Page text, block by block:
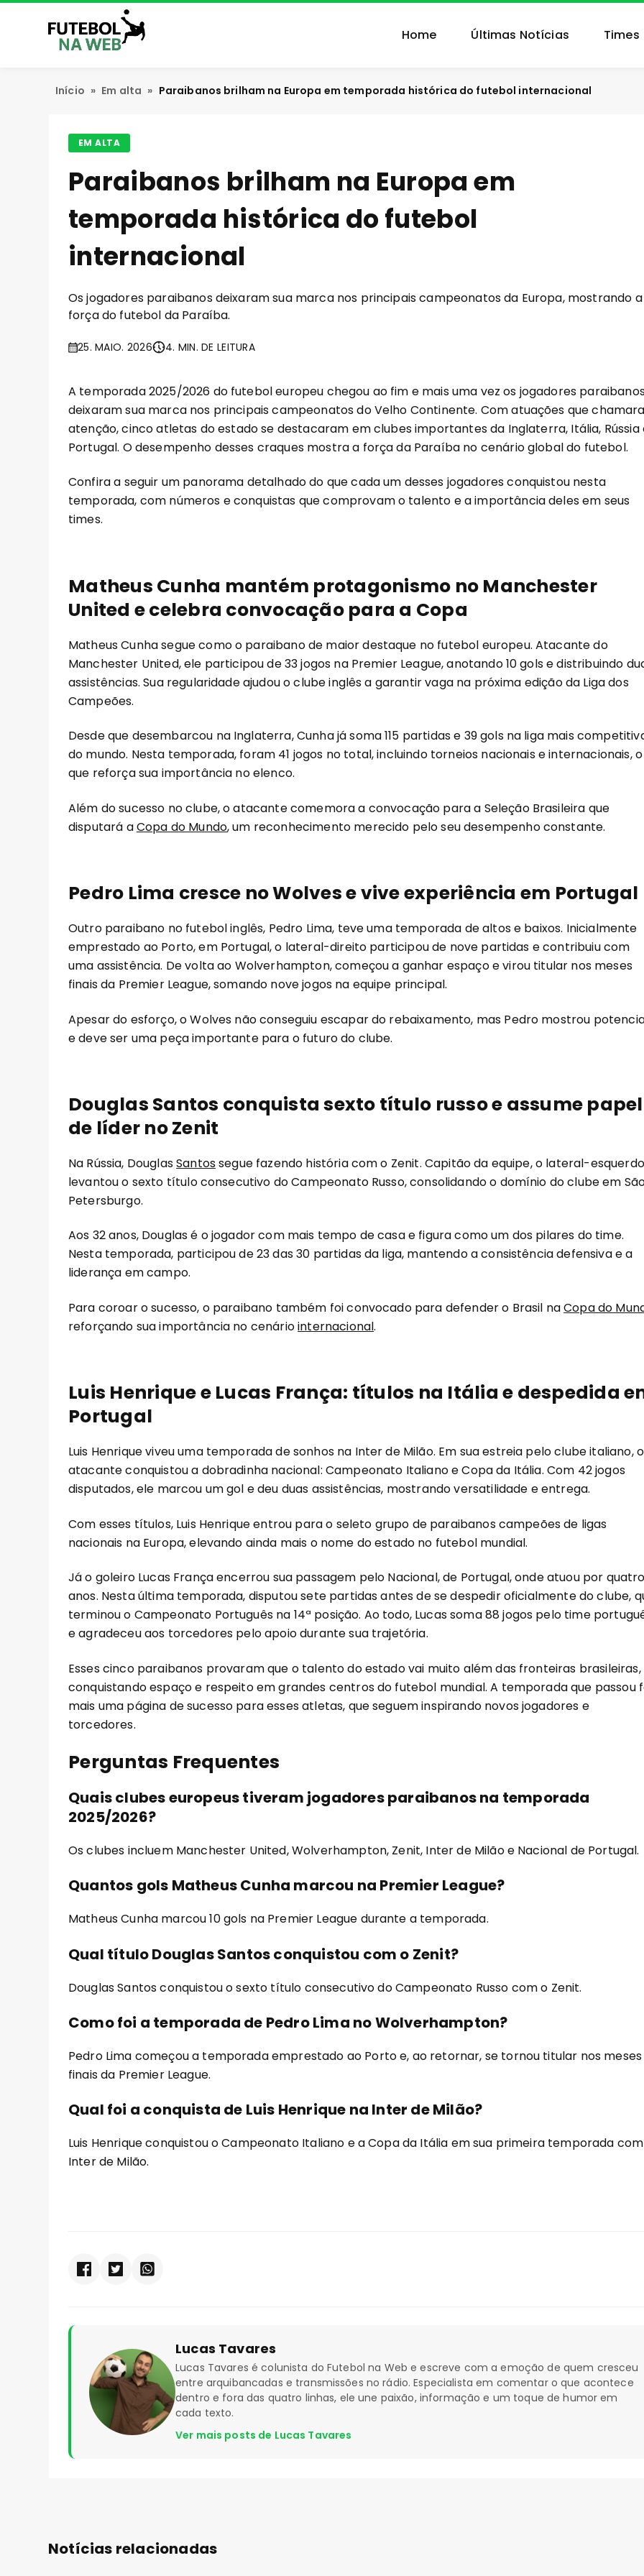
Home Últimas Notícias Times
Início » Em alta » Paraibanos brilham na Europa em temporada histórica do futebol internacional
EM ALTA
Paraibanos brilham na Europa em
temporada histórica do futebol
internacional
Os jogadores paraibanos deixaram sua marca nos principais campeonatos da Europa, mostrando a
força do futebol da Paraíba.
25. MAIO. 2026 4. MIN. DE LEITURA
A temporada 2025/2026 do futebol europeu chegou ao fim e mais uma vez os jogadores
deixaram sua marca nos principais campeonatos do Velho Continente. Com atuações que
atenção, cinco atletas do estado se destacaram em clubes importantes da Inglaterra, Itália, Rússia
Portugal. O desempenho desses craques mostra a força da Paraíba no cenário global do futebol.
Confira a seguir um panorama detalhado do que cada um desses jogadores conquistou nesta
temporada, com números e conquistas que comprovam o talento e a importância deles em seus
times.
Matheus Cunha mantém protagonismo no Manchester
United e celebra convocação para a Copa
Matheus Cunha segue como o paraibano de maior destaque no futebol europeu. Atacante do
Manchester United, ele participou de 33 jogos na Premier League, anotando 10 gols e distribuindo
assistências. Sua regularidade ajudou o clube inglês a garantir vaga na próxima edição da Liga dos
Campeões.
Desde que desembarcou na Inglaterra, Cunha já soma 115 partidas e 39 gols na liga mais
do mundo. Nesta temporada, foram 41 jogos no total, incluindo torneios nacionais e internacionais, o
que reforça sua importância no elenco.
Além do sucesso no clube, o atacante comemora a convocação para a Seleção Brasileira que
disputará aCopa do Mundo, um reconhecimento merecido pelo seu desempenho constante.
Pedro Lima cresce no Wolves e vive experiência em Portugal
Outro paraibano no futebol inglês, Pedro Lima, teve uma temporada de altos e baixos. Inicialmente
emprestado ao Porto, em Portugal, o lateral-direito participou de nove partidas e contribuiu com
uma assistência. De volta ao Wolverhampton, começou a ganhar espaço e virou titular nos meses
finais da Premier League, somando nove jogos na equipe principal.
Apesar do esforço, o Wolves não conseguiu escapar do rebaixamento, mas Pedro mostrou
e deve ser uma peça importante para o futuro do clube.
Douglas Santos conquista sexto título russo e assume papel
de líder no Zenit
Na Rússia, DouglasSantossegue fazendo história com o Zenit. Capitão da equipe, o lateral-esquerdo
levantou o sexto título consecutivo do Campeonato Russo, consolidando o domínio do clube em
Petersburgo.
Aos 32 anos, Douglas é o jogador com mais tempo de casa e figura como um dos pilares do time.
Nesta temporada, participou de 23 das 30 partidas da liga, mantendo a consistência defensiva e a
liderança em campo.
Para coroar o sucesso, o paraibano também foi convocado para defender o Brasil naCopa do
reforçando sua importância no cenáriointernacional.
Luis Henrique e Lucas França: títulos na Itália e despedida
Portugal
Luis Henrique viveu uma temporada de sonhos na Inter de Milão. Em sua estreia pelo clube italiano, o
atacante conquistou a dobradinha nacional: Campeonato Italiano e Copa da Itália. Com 42 jogos
disputados, ele marcou um gol e deu duas assistências, mostrando versatilidade e entrega.
Com esses títulos, Luis Henrique entrou para o seleto grupo de paraibanos campeões de ligas
nacionais na Europa, elevando ainda mais o nome do estado no futebol mundial.
Já o goleiro Lucas França encerrou sua passagem pelo Nacional, de Portugal, onde atuou por
anos. Nesta última temporada, disputou sete partidas antes de se despedir oficialmente do clube,
terminou o Campeonato Português na 14ª posição. Ao todo, Lucas soma 88 jogos pelo time
e agradeceu aos torcedores pelo apoio durante sua trajetória.
Esses cinco paraibanos provaram que o talento do estado vai muito além das fronteiras brasileiras,
conquistando espaço e respeito em grandes centros do futebol mundial. A temporada que passou
mais uma página de sucesso para esses atletas, que seguem inspirando novos jogadores e
torcedores.
Perguntas Frequentes
Quais clubes europeus tiveram jogadores paraibanos na temporada
2025/2026?
Os clubes incluem Manchester United, Wolverhampton, Zenit, Inter de Milão e Nacional de Portugal.
Quantos gols Matheus Cunha marcou na Premier League?
Matheus Cunha marcou 10 gols na Premier League durante a temporada.
Qual título Douglas Santos conquistou com o Zenit?
Douglas Santos conquistou o sexto título consecutivo do Campeonato Russo com o Zenit.
Como foi a temporada de Pedro Lima no Wolverhampton?
Pedro Lima começou a temporada emprestado ao Porto e, ao retornar, se tornou titular nos meses
finais da Premier League.
Qual foi a conquista de Luis Henrique na Inter de Milão?
Luis Henrique conquistou o Campeonato Italiano e a Copa da Itália em sua primeira temporada
Inter de Milão.
Lucas Tavares
Lucas Tavares é colunista do Futebol na Web e escreve com a emoção de quem cresceu
entre arquibancadas e transmissões no rádio. Especialista em comentar o que acontece
dentro e fora das quatro linhas, ele une paixão, informação e um toque de humor em
cada texto.
Ver mais posts de Lucas Tavares
Notícias relacionadas